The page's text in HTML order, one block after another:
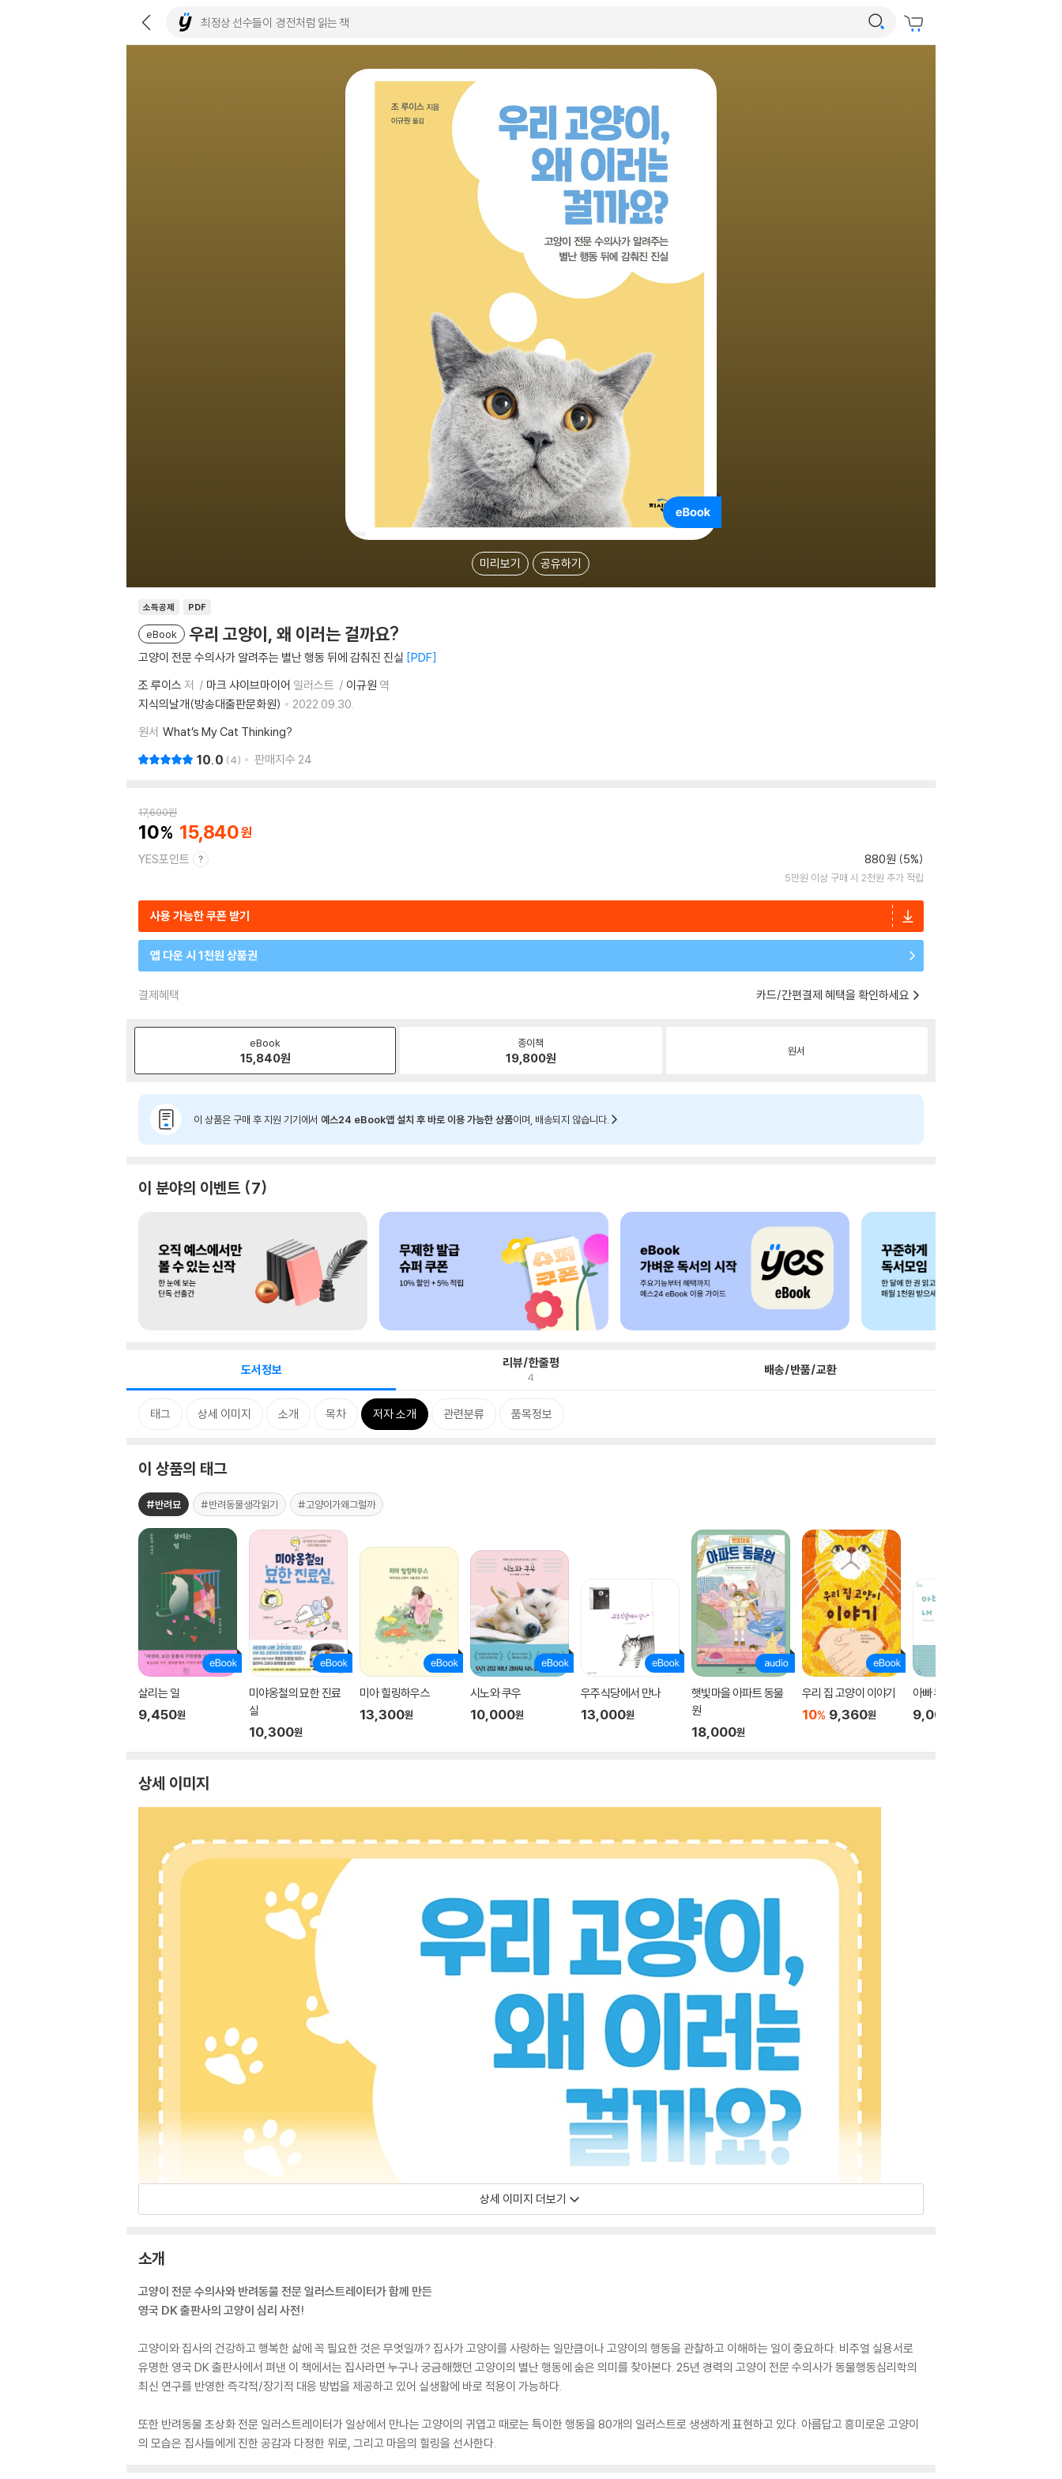
미리보기 공유하기
소득공제 PDF
eBook 우리 고양이, 왜 이러는 걸까요?
고양이 전문 수의사가 알려주는 별난 행동 뒤에 감춰진 진실 PDF
조 루이스 저 마크 샤이브마이어 일러스트 이규원 역
지식의날개(방송대출판문화원)
2022.09.30.
원서 What’s My Cat Thinking?
10.0 4 판매지수 24
17,600원
10 15,840
YES포인트 880원 (5%)
5만원 이상 구매 시 2천원 추가 적립
사용 가능한 쿠폰 받기
앱 다운 시 1천원 상품권
결제혜택 카드/간편결제 혜택을 확인하세요
eBook
15,840원
종이책
19,800원 원서
이 상품은 구매 후 지원 기기에서 예스24 eBook앱 설치 후 바로 이용 가능한 상품이며, 배송되지 않습니다.
이 분야의 이벤트 7
도서정보 리뷰/한줄평
4 배송/반품/교환
태그 상세 이미지 소개 목차 저자 소개 관련분류 품목정보
이 상품의 태그
#반려묘 #반려동물생각읽기 #고양이가왜그럴까
살리는 일
9,450원
미야옹철의 묘한 진료
실
10,300원
미아 힐링하우스
13,300원
시노와 쿠우
10,000원
우주식당에서 만나
13,000원
햇빛마을 아파트 동물
원
18,000원
우리 집 고양이 이야기
10% 9,360원
아빠 무릎은 내 자리
9,000
상세 이미지
상세 이미지 더보기
소개
고양이 전문 수의사와 반려동물 전문 일러스트레이터가 함께 만든
영국 DK 출판사의 고양이 심리 사전!
고양이와 집사의 건강하고 행복한 삶에 꼭 필요한 것은 무엇일까? 집사가 고양이를 사랑하는 일만큼이나 고양이의 행동을 관찰하고 이해하는 일이 중요하다. 비주얼 실용서로
유명한 영국 DK 출판사에서 펴낸 이 책에서는 집사라면 누구나 궁금해했던 고양이의 별난 행동에 숨은 의미를 찾아본다. 25년 경력의 고양이 전문 수의사가 동물행동심리학의
최신 연구를 반영한 즉각적/장기적 대응 방법을 제공하고 있어 실생활에 바로 적용이 가능하다.
또한 반려동물 초상화 전문 일러스트레이터가 일상에서 만나는 고양이의 귀엽고 때로는 특이한 행동을 80개의 일러스트로 생생하게 표현하고 있다. 아름답고 흥미로운 고양이
의 모습은 집사들에게 진한 공감과 다정한 위로, 그리고 마음의 힐링을 선사한다.